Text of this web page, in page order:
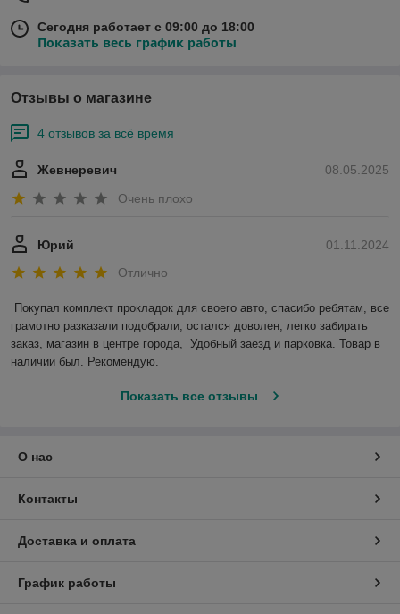
Сегодня работает с 09:00 до 18:00
Показать весь график работы
Отзывы о магазине
4 отзывов за всё время
08.05.2025
Жевнеревич
Очень плохо
01.11.2024
Юрий
Отлично
Покупал комплект прокладок для своего авто, спасибо ребятам, все
грамотно разказали подобрали, остался доволен, легко забирать
заказ, магазин в центре города,  Удобный заезд и парковка. Товар в
наличии был. Рекомендую.
Показать все отзывы
О нас
Контакты
Доставка и оплата
График работы